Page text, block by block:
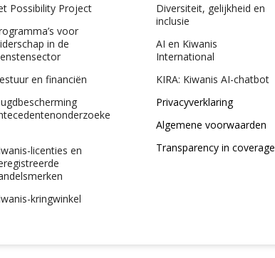
Possibility Project
voor
in de
en financiën
licenties en
kringwinkel
Diversiteit, gelijkheid en
inclusie
AI en Kiwanis
International
KIRA: Kiwanis AI-chatbot
Privacyverklaring
Algemene voorwaarden
Transparency in coverage